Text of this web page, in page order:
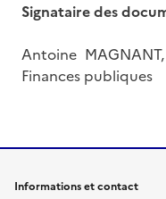
Signataire des
Antoine
Finances publiques
Informations et contact